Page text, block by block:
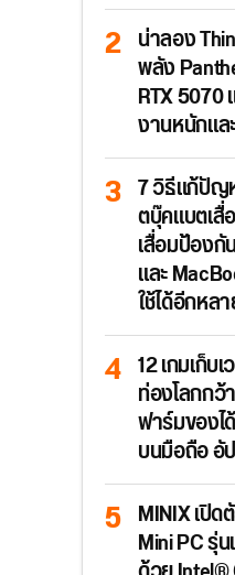
น่าลอง
พลัง
RTX 5070
งานหนักแล
7 วิธีแก้ปัญ
ตบุ๊คแบตเ
เสื่อมป้องกั
และ
ใช้ได้อีกหล
12 เกมเก็บ
ท่องโลกก
ฟาร์มของ
บนมือถือ อั
MINIX เปิ
Mini PC รุ่